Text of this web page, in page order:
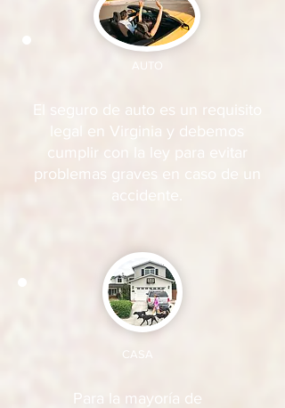
AUTO
El seguro de auto es un requisito
legal en Virginia y debemos
cumplir con la ley para evitar
problemas graves en caso de un
accidente.
CASA
Para la mayoría de